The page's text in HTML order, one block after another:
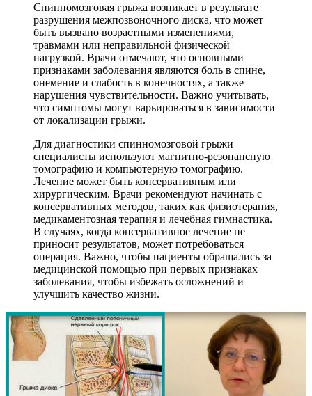
Спинномозговая грыжа возникает в результате
разрушения межпозвоночного диска, что может
быть вызвано возрастными изменениями,
травмами или неправильной физической
нагрузкой. Врачи отмечают, что основными
признаками заболевания являются боль в спине,
онемение и слабость в конечностях, а также
нарушения чувствительности. Важно учитывать,
что симптомы могут варьироваться в зависимости
от локализации грыжи.
Для диагностики спинномозговой грыжи
специалисты используют магнитно-резонансную
томографию и компьютерную томографию.
Лечение может быть консервативным или
хирургическим. Врачи рекомендуют начинать с
консервативных методов, таких как физиотерапия,
медикаментозная терапия и лечебная гимнастика.
В случаях, когда консервативное лечение не
приносит результатов, может потребоваться
операция. Важно, чтобы пациенты обращались за
медицинской помощью при первых признаках
заболевания, чтобы избежать осложнений и
улучшить качество жизни.